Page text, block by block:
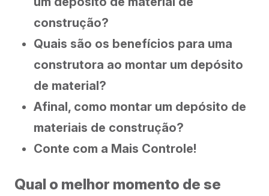
construção?
Quais são os benefícios para uma
construtora ao montar um depósito
de material?
Afinal, como montar um depósito de
materiais de construção?
Conte com a Mais Controle!
Qual o melhor momento de se